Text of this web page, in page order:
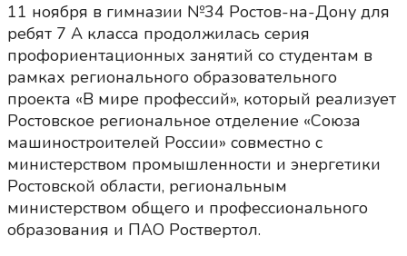
11 ноября в гимназии №34 Ростов-на-Дону для
ребят 7 А класса продолжилась серия
профориентационных занятий со студентам в
рамках регионального образовательного
проекта «В мире профессий», который реализует
Ростовское региональное отделение «Союза
машиностроителей России» совместно с
министерством промышленности и энергетики
Ростовской области, региональным
министерством общего и профессионального
образования и ПАО Роствертол.